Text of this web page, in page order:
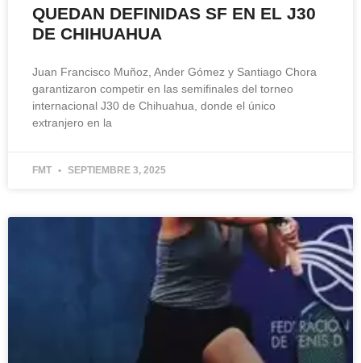
QUEDAN DEFINIDAS SF EN EL J30
DE CHIHUAHUA
Juan Francisco Muñoz, Ander Gómez y Santiago Chora
garantizaron competir en las semifinales del torneo
internacional J30 de Chihuahua, donde el único
extranjero en la
FMT SEPTIEMBRE 3, 2025